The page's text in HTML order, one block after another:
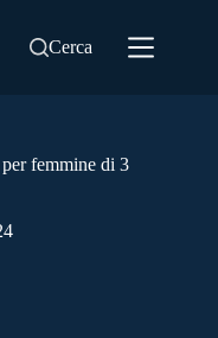
Cerca
femmine di 3